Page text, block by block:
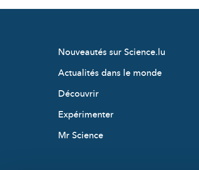
Nouveautés sur Science.lu
Actualités dans le monde
Découvrir
Expérimenter
Mr Science